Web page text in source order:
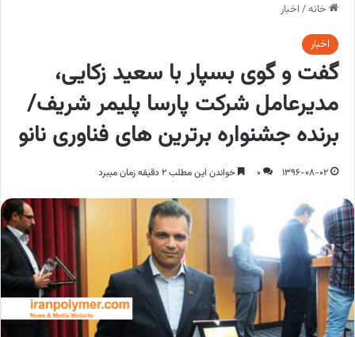
خانه/ اخبار
اخبار
گفت و گوی بسپار با سعید زکایی،
مدیرعامل شرکت پارسا پلیمر شریف/
برنده جشنواره برترین های فناوری نانو
1396-08-02
0 خواندن این مطلب 2 دقیقه زمان میبرد